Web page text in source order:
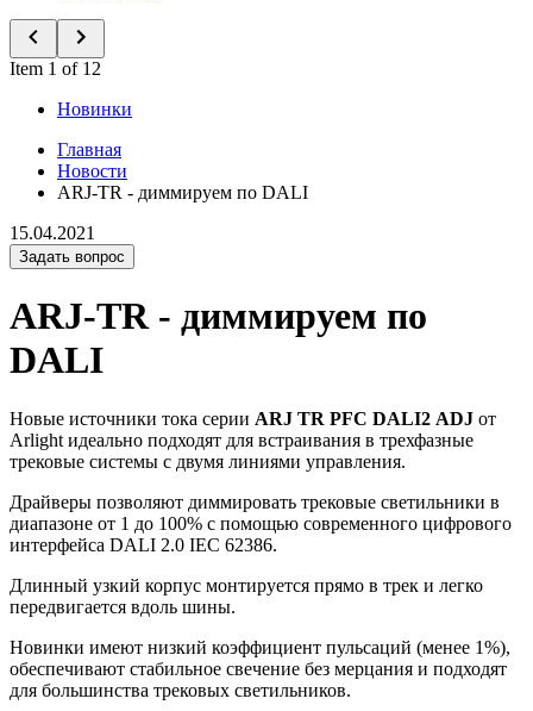
Item 1 of 12
Новинки
Главная
Новости
ARJ-TR - диммируем по DALI
15.04.2021
Задать вопрос
ARJ-TR - диммируем по
DALI
Новые источники тока серии ARJ TR PFC DALI2 ADJ от
Arlight идеально подходят для встраивания в трехфазные
трековые системы с двумя линиями управления.
Драйверы позволяют диммировать трековые светильники в
диапазоне от 1 до 100% с помощью современного цифрового
интерфейса DALI 2.0 IEC 62386.
Длинный узкий корпус монтируется прямо в трек и легко
передвигается вдоль шины.
Новинки имеют низкий коэффициент пульсаций (менее 1%),
обеспечивают стабильное свечение без мерцания и подходят
для большинства трековых светильников.